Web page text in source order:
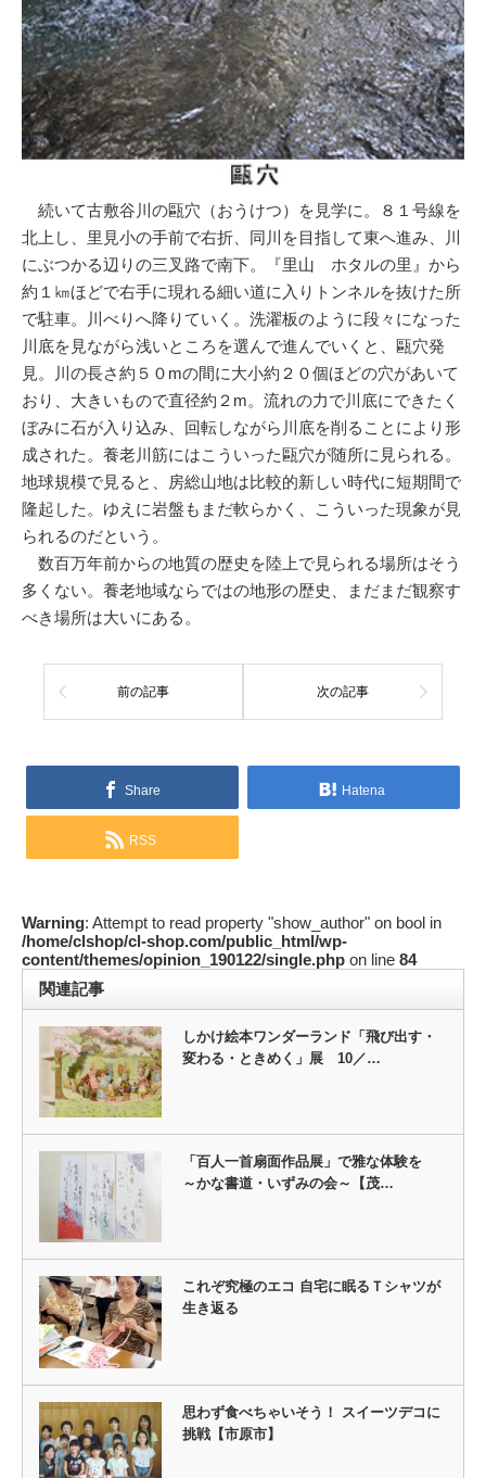
続いて古敷谷川の甌穴（おうけつ）を見学に。８１号線を
北上し、里見小の手前で右折、同川を目指して東へ進み、川
にぶつかる辺りの三叉路で南下。『里山 ホタルの里』から
約１㎞ほどで右手に現れる細い道に入りトンネルを抜けた所
で駐車。川べりへ降りていく。洗濯板のように段々になった
川底を見ながら浅いところを選んで進んでいくと、甌穴発
見。川の長さ約５０mの間に大小約２０個ほどの穴があいて
おり、大きいもので直径約２m。流れの力で川底にできたく
ぼみに石が入り込み、回転しながら川底を削ることにより形
成された。養老川筋にはこういった甌穴が随所に見られる。
地球規模で見ると、房総山地は比較的新しい時代に短期間で
隆起した。ゆえに岩盤もまだ軟らかく、こういった現象が見
られるのだという。
数百万年前からの地質の歴史を陸上で見られる場所はそう
多くない。養老地域ならではの地形の歴史、まだまだ観察す
べき場所は大いにある。
前の記事 次の記事
Share Hatena
RSS
Warning: Attempt to read property "show_author" on bool in
/home/clshop/cl-shop.com/public_html/wp-
content/themes/opinion_190122/single.php on line 84
関連記事
しかけ絵本ワンダーランド「飛び出す・
変わる・ときめく」展 10／…
「百人一首扇面作品展」で雅な体験を
～かな書道・いずみの会～【茂…
これぞ究極のエコ 自宅に眠るＴシャツが
生き返る
思わず食べちゃいそう！ スイーツデコに
挑戦【市原市】